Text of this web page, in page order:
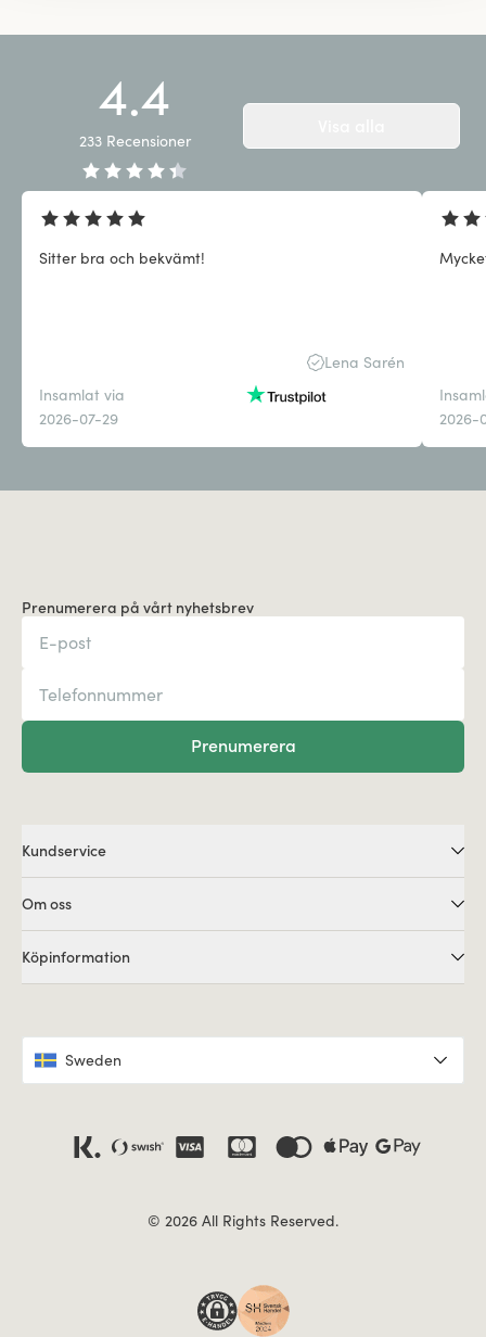
4.4
233 Recensioner
Sitter bra och bekvämt!
Lena Sarén
Insamlat via
2026-07-29
2026-
Prenumerera på vårt nyhetsbrev
Prenumerera
© 2026 All Rights Reserved.
Kundservice
Om oss
Köpinformation
Sweden